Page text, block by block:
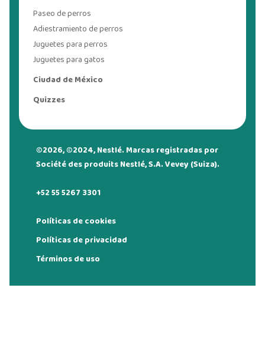
Paseo de perros
Adiestramiento de perros
Juguetes para perros
Juguetes para gatos
Ciudad de México
Quizzes
©2026, ©2024, Nestlé. Marcas registradas por
Société des produits Nestlé, S.A. Vevey (Suiza).
+52 55 5267 3301
Políticas de cookies
Políticas de privacidad
Términos de uso